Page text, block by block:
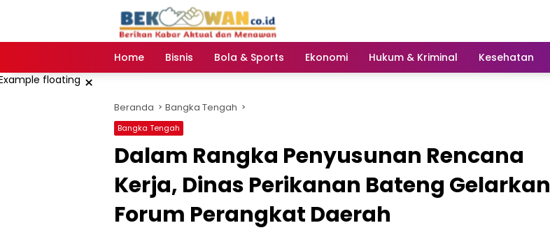
Home
Bisnis Bola & Sports Ekonomi Hukum & Kriminal Kesehatan
×
Beranda Bangka Tengah
Bangka Tengah
Dalam Rangka Penyusunan Rencana
Kerja, Dinas Perikanan Bateng Gelarkan
Forum Perangkat Daerah